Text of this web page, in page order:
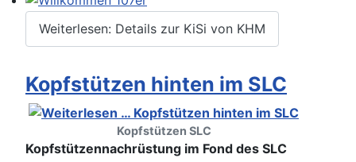
Willkommen 107er
Weiterlesen: Details zur KiSi von KHM
Kopfstützen hinten im SLC
Kopfstützen SLC
Kopfstützennachrüstung im Fond des SLC